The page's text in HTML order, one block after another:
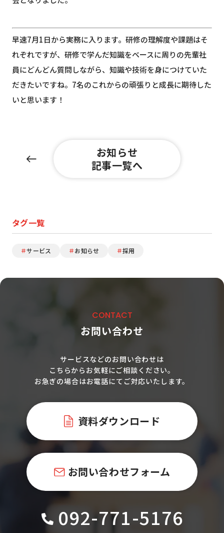
早速7月1日から実務に入ります。研修の理解度や課題はそ
れぞれですが、研修で学んだ知識をベースに周りの先輩社
員にどんどん質問しながら、知識や技術を身につけていた
だきたいですね。7名のこれからの頑張りと成長に期待した
いと思います！
お知らせ
記事一覧へ
タグ一覧
＃サービス ＃お知らせ ＃採用
CONTACT
お問い合わせ
サービスなどのお問い合わせは
こちらからお気軽にご相談ください。
お急ぎの場合はお電話にてご対応いたします。
資料ダウンロード
お問い合わせフォーム
092-771-5176